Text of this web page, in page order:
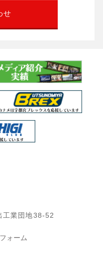
せ
工業団地38-52
ォーム